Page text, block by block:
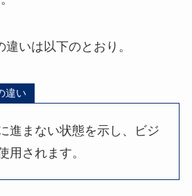
いは以下のとおり。
違い
進まない状態を示し、ビジ
用されます。